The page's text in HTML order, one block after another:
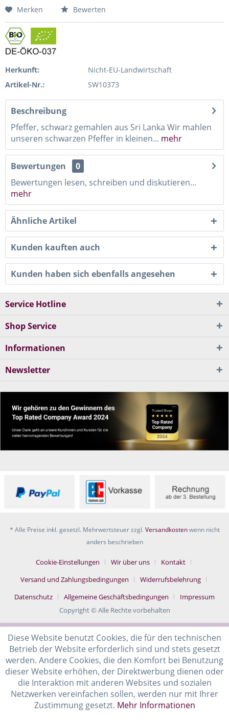
Merken Bewerten
Herkunft:
Nicht-EU-Landwirtschaft
Artikel-Nr.:
SW10373
Beschreibung
Pfeffer, schwarz gemahlen aus Sri Lanka Wir mahlen
unseren schwarzen Pfeffer in kleinen... mehr
Bewertungen
0
Bewertungen lesen, schreiben und diskutieren...
mehr
Ähnliche Artikel
Kunden kauften auch
Kunden haben sich ebenfalls angesehen
Service Hotline
Shop Service
Informationen
Newsletter
* Alle Preise inkl. gesetzl. Mehrwertsteuer zzgl.Versandkostenwenn nicht
anders beschrieben
Cookie-Einstellungen Wir über uns
Kontakt
Versand und Zahlungsbedingungen
Widerrufsbelehrung
Datenschutz
Allgemeine Geschäftsbedingungen
Impressum
Copyright © Alle Rechte vorbehalten
Diese Website benutzt Cookies, die für den technischen
Betrieb der Website erforderlich sind und stets gesetzt
werden. Andere Cookies, die den Komfort bei Benutzung
dieser Website erhöhen, der Direktwerbung dienen oder
die Interaktion mit anderen Websites und sozialen
Netzwerken vereinfachen sollen, werden nur mit Ihrer
Zustimmung gesetzt. Mehr Informationen